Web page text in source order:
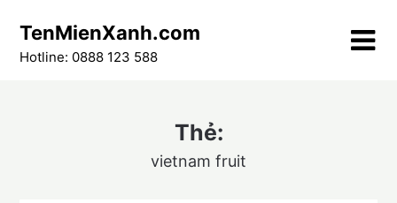
content
TenMienXanh.com
Hotline: 0888 123 588
Thẻ:
vietnam fruit